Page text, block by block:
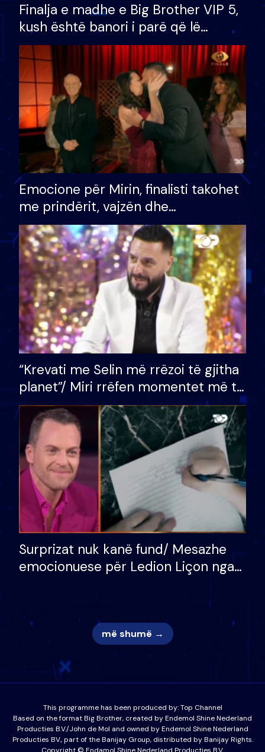
Finalja e madhe e Big Brother VIP 5,
kush është banori i parë që lë
shtëpinë dhe humb mundësinë për
të fituar çmimin e madh
Emocione për Mirin, finalisti takohet
me prindërit, vajzën dhe
bashkëshorten: S’kemi ndonjë letër
divorci apo jo?
“Krevati me Selin më rrëzoi të gjitha
planet”/ Miri rrëfen momentet më të
bukura në shtëpinë e BB VIP: Do më
mungojë zilja e mëngjesit kur…
Surprizat nuk kanë fund/ Mesazhe
emocionuese për Ledion Liçon nga
nuk i mban dot lotët: Nuk meritoj…
më shumë →
This programme has been produced by:Top Channel
Based on the format Big Brother, created by Endemol Shine Nederland
Producties B.V./John de Mol and owned by Endemol Shine Nederland
Producties BV., part of the Banijay Group, distributed by Banijay Rights.